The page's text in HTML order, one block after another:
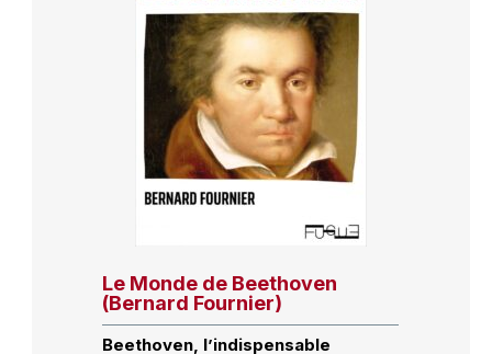
Le Monde de Beethoven
(Bernard Fournier)
Beethoven, l’indispensable